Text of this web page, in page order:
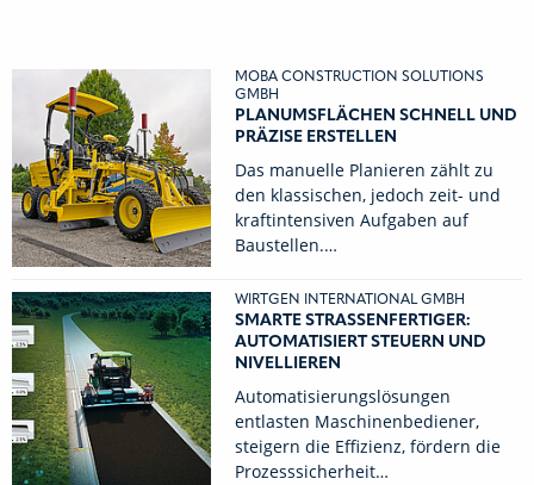
MOBA CONSTRUCTION SOLUTIONS
GMBH
PLANUMSFLÄCHEN SCHNELL UND
PRÄZISE ERSTELLEN
Das manuelle Planieren zählt zu
den klassischen, jedoch zeit- und
kraftintensiven Aufgaben auf
Baustellen.…
WIRTGEN INTERNATIONAL GMBH
SMARTE STRASSENFERTIGER: A
UTOMATISIERT STEUERN UND N
IVELLIEREN
Automatisierungslösungen
entlasten Maschinenbediener,
steigern die Effizienz, fördern die
Prozesssicherheit…